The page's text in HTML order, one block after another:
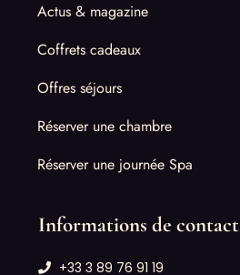
Actus & magazine
Coffrets cadeaux
Offres séjours
Réserver une chambre
Réserver une journée Spa
Informations de contact
+33 3 89 76 91 19